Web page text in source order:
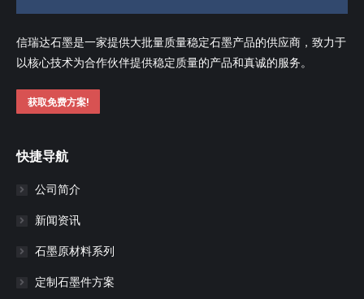
信瑞达石墨是一家提供大批量质量稳定石墨产品的供应商，致力于
以核心技术为合作伙伴提供稳定质量的产品和真诚的服务。
获取免费方案!
快捷导航
公司简介
新闻资讯
石墨原材料系列
定制石墨件方案